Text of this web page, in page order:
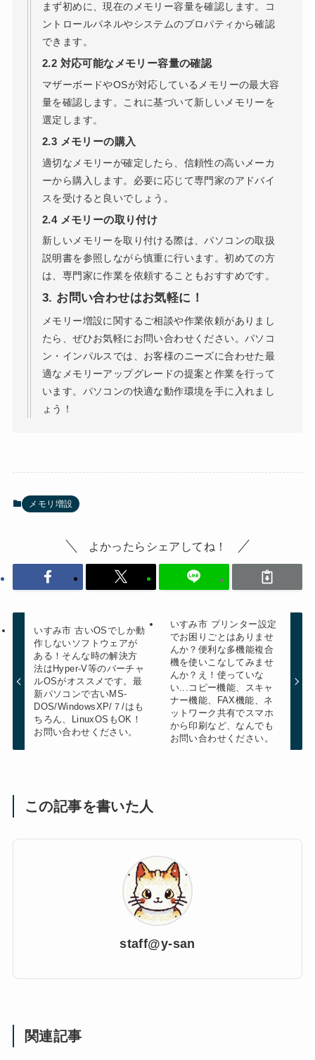
まず初めに、現在のメモリー容量を確認します。コ
ントロールパネルやシステムのプロパティから確認
できます。
2.2 対応可能なメモリー容量の確認
マザーボードやOSが対応しているメモリーの最大容
量を確認します。これに基づいて新しいメモリーを
選定します。
2.3 メモリーの購入
適切なメモリーが確定したら、信頼性の高いメーカ
ーから購入します。必要に応じて専門家のアドバイ
スを受けると良いでしょう。
2.4 メモリーの取り付け
新しいメモリーを取り付ける際は、パソコンの取扱
説明書を参照しながら慎重に行います。初めての方
は、専門家に作業を依頼することもおすすめです。
3. お問い合わせはお気軽に！
メモリー増設に関するご相談や作業依頼がありまし
たら、ぜひお気軽にお問い合わせください。パソコ
ン・インパルスでは、お客様のニーズに合わせた最
適なメモリーアップグレードの提案と作業を行って
います。パソコンの快適な動作環境を手に入れまし
ょう！
メモリ増設
よかったらシェアしてね！
いすみ市 古いOSでしか動
作しないソフトウェアが
ある！そんな時の解決方
法はHyper-V等のバーチャ
ルOSがオススメです。最
新パソコンで古いMS-
DOS/WindowsXP/７/はも
ちろん、LinuxOSもOK！
お問い合わせください。
いすみ市 プリンター設定
でお困りごとはありませ
んか？便利な多機能複合
機を使いこなしてみませ
んか？え！使っていな
い...コピー機能、スキャ
ナー機能、FAX機能、ネ
ットワーク共有でスマホ
から印刷など、なんでも
お問い合わせください。
この記事を書いた人
staff@y-san
関連記事